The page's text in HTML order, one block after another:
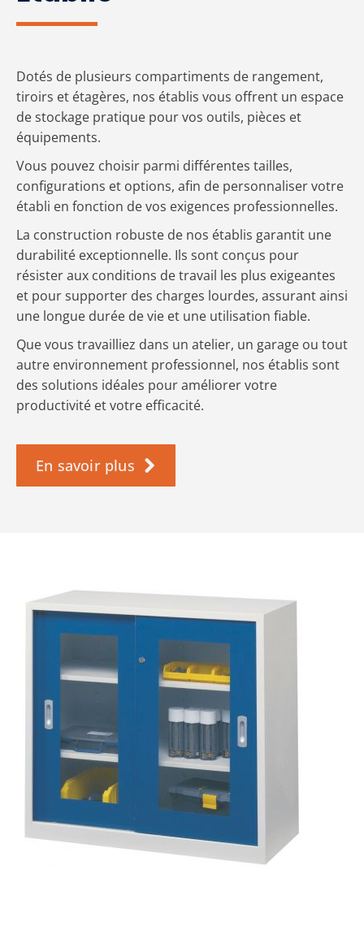
Dotés de plusieurs compartiments de rangement,
tiroirs et étagères, nos établis vous offrent un espace
de stockage pratique pour vos outils, pièces et
équipements.
Vous pouvez choisir parmi différentes tailles,
configurations et options, afin de personnaliser votre
établi en fonction de vos exigences professionnelles.
La construction robuste de nos établis garantit une
durabilité exceptionnelle. Ils sont conçus pour
résister aux conditions de travail les plus exigeantes
et pour supporter des charges lourdes, assurant ainsi
une longue durée de vie et une utilisation fiable.
Que vous travailliez dans un atelier, un garage ou tout
autre environnement professionnel, nos établis sont
des solutions idéales pour améliorer votre
productivité et votre efficacité.
En savoir plus